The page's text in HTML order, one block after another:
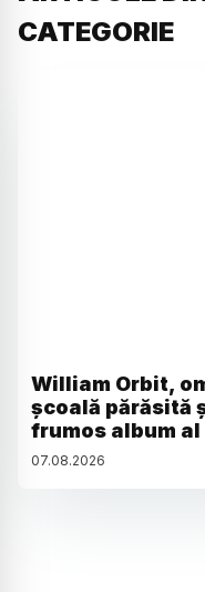
CATEGORIE
William Orbit,
școală părăsită
frumos album
07.08.2026